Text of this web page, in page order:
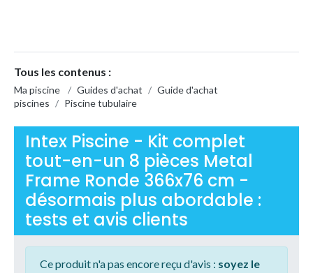
Tous les contenus :
Ma piscine / Guides d'achat / Guide d'achat
piscines / Piscine tubulaire
Intex Piscine - Kit complet
tout-en-un 8 pièces Metal
Frame Ronde 366x76 cm -
désormais plus abordable :
tests et avis clients
Ce produit n'a pas encore reçu d'avis : soyez le